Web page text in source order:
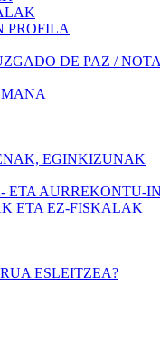
PROFILA
DE PAZ /
EGINKIZUNAK
ETA AURREKONTU-
ETA EZ-FISKALAK
ESLEITZEA?